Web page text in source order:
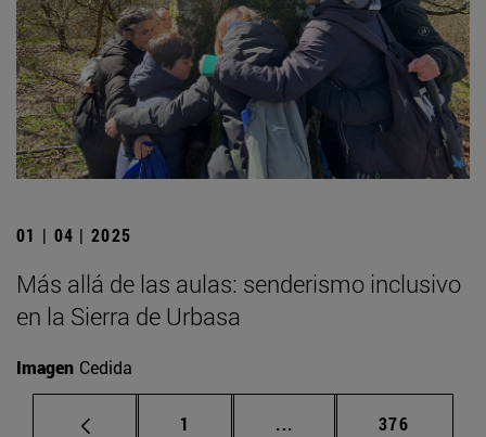
01 | 04 | 2025
Más allá de las aulas: senderismo inclusivo
en la Sierra de Urbasa
Imagen Cedida
Página
1 ... Páginas intermedias
Página
376